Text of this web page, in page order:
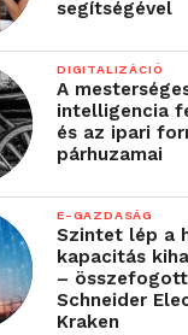
segítségével
DIGITALIZÁCIÓ
A
intelligencia
és az ipari
párhuzamai
E-GAZDASÁG
Szintet lép a
kapacitás
–
Schneider
Kraken